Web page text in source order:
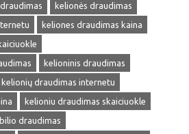
kelionės draudimas
keliones draudimas kaina
kelioninis draudimas
kelionių draudimas internetu
kelioniu draudimas skaiciuokle
draudimas